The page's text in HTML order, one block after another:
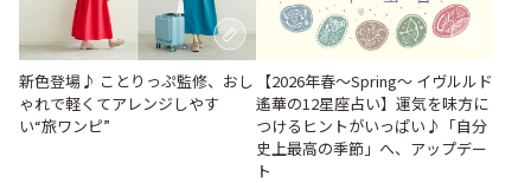
新色登場♪ ことりっぷ監修、おし
ゃれで軽くてアレンジしやす
い“旅ワンピ”
【2026年春～Spring～ イヴルルド
遙華の12星座占い】運気を味方に
つけるヒントがいっぱい♪「自分
史上最高の季節」へ、アップデー
ト